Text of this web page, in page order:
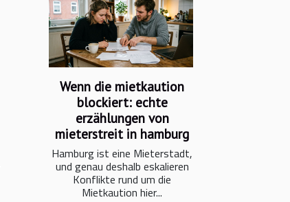
Wenn die mietkaution
blockiert: echte
erzählungen von
mieterstreit in hamburg
Hamburg ist eine Mieterstadt,
und genau deshalb eskalieren
Konflikte rund um die
Mietkaution hier...